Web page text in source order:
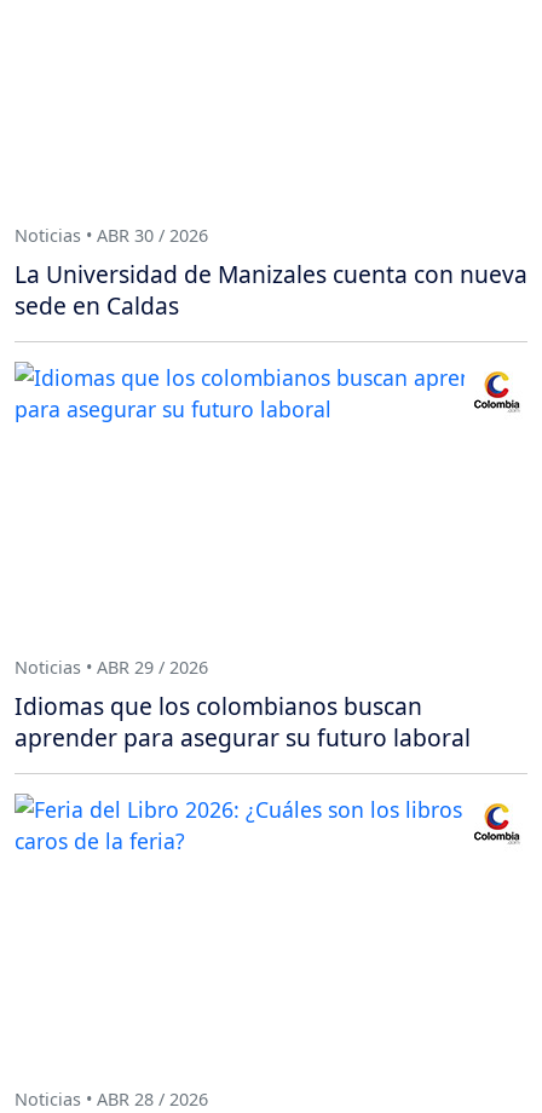
Noticias • ABR 30 / 2026
La Universidad de Manizales cuenta con nueva
sede en Caldas
Noticias • ABR 29 / 2026
Idiomas que los colombianos buscan
aprender para asegurar su futuro laboral
Noticias • ABR 28 / 2026